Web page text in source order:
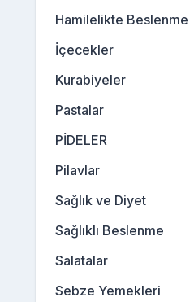
Hamilelikte Beslenme
İçecekler
Kurabiyeler
Pastalar
PİDELER
Pilavlar
Sağlık ve Diyet
Sağlıklı Beslenme
Salatalar
Sebze Yemekleri